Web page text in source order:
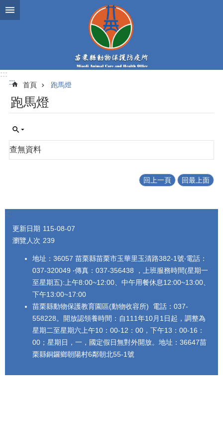
跳到主要內容區塊
:::
:::
首頁 跑馬燈
跑馬燈
查無資料
回上一頁 回最上面
:::
更新日期 115-08-07
瀏覽人次 239
地址：36057 苗栗縣苗栗市玉華里玉清路382-1號‧電話：
037-320049 ‧傳真：037-356438 ，上班服務時間(星期一
至星期五):上午8:00~12:00、中午用餐休息12:00~13:00、
下午13:00~17:00
苗栗縣動物保護教育園區(動物收容所) 電話：037-
558228。開放認領養時間：自111年10月1日起，調整為
星期二至星期六上午10：00-12：00，下午13：00-16：
00；星期日，一，國定假日無對外開放。地址：36647苗
栗縣銅鑼鄉朝陽村6鄰朝北55-1號